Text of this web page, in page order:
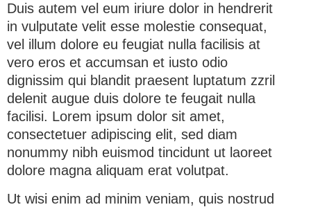
Duis autem vel eum iriure dolor in hendrerit
in vulputate velit esse molestie consequat,
vel illum dolore eu feugiat nulla facilisis at
vero eros et accumsan et iusto odio
dignissim qui blandit praesent luptatum zzril
delenit augue duis dolore te feugait nulla
facilisi. Lorem ipsum dolor sit amet,
consectetuer adipiscing elit, sed diam
nonummy nibh euismod tincidunt ut laoreet
dolore magna aliquam erat volutpat.
Ut wisi enim ad minim veniam, quis nostrud